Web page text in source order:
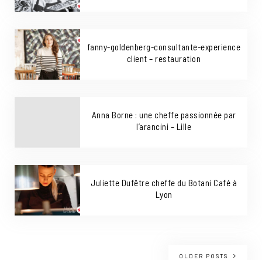
fanny-goldenberg-consultante-experience
client – restauration
Anna Borne : une cheffe passionnée par
l’arancini​ – Lille
Juliette Dufêtre cheffe du Botani Café à
Lyon
OLDER POSTS